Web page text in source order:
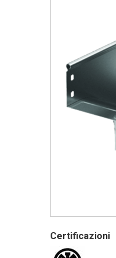
Certificazioni